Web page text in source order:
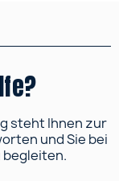
steht Ihnen zur
und Sie bei
begleiten.